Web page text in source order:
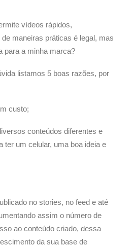
vídeos rápidos,
maneiras práticas é legal, mas
para a minha marca?
listamos 5 boas razões, por
custo;
conteúdos diferentes e
ter um celular, uma boa ideia e
no stories, no feed e até
assim o número de
ao conteúdo criado, dessa
da sua base de